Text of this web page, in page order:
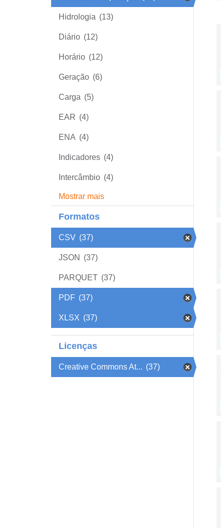
Hidrologia (13)
Diário (12)
Horário (12)
Geração (6)
Carga (5)
EAR (4)
ENA (4)
Indicadores (4)
Intercâmbio (4)
Mostrar mais
Formatos
CSV (37)
JSON (37)
PARQUET (37)
PDF (37)
XLSX (37)
Licenças
Creative Commons At... (37)